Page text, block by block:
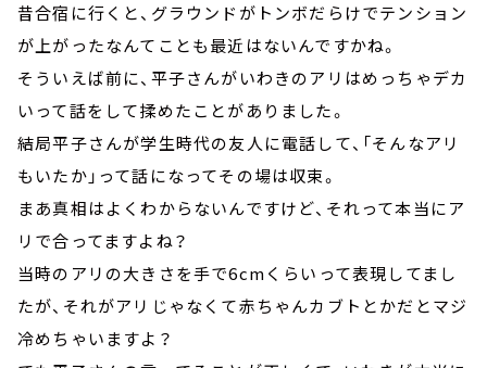
昔合宿に行くと、グラウンドがトンボだらけでテンション
が上がったなんてことも最近はないんですかね。
そういえば前に、平子さんがいわきのアリはめっちゃデカ
いって話をして揉めたことがありました。
結局平子さんが学生時代の友人に電話して、「そんなアリ
もいたか」って話になってその場は収束。
まあ真相はよくわからないんですけど、それって本当にア
リで合ってますよね？
当時のアリの大きさを手で6cmくらいって表現してまし
たが、それがアリじゃなくて赤ちゃんカブトとかだとマジ
冷めちゃいますよ？